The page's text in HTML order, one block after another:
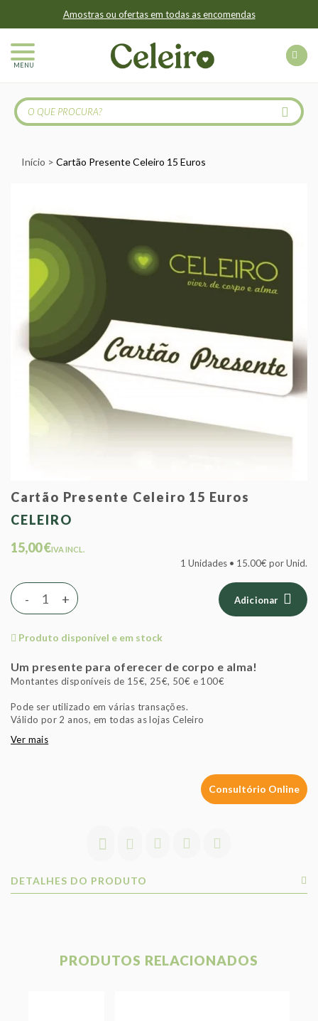
Amostras ou ofertas em todas as encomendas
MENU
Início Cartão Presente Celeiro 15 Euros
Cartão Presente Celeiro 15 Euros
CELEIRO
15,00 €IVA INCL.
1 Unidades • 15.00€ por Unid.
+
- Adicionar
Produto disponível e em stock
Um presente para oferecer de corpo e alma!
Montantes disponíveis de 15€, 25€, 50€ e 100€
Pode ser utilizado em várias transações.
Válido por 2 anos, em todas as lojas Celeiro
Ver mais
Consultório Online
DETALHES DO PRODUTO
PRODUTOS RELACIONADOS